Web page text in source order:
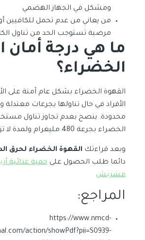
ومشكل في الجهاز الهضمي
من يعاني من عدم تحمل للكافيين
مرضية تستوجب الحد من تناول
ما هي درجة أمان
الخضراء؟
القهوة الخضراء بشكل عام آمنة على
الأفراد في حال تناولها بجرعات معتدلة
محدودة. ينصح بعدم تجاوز تناول
الخضراء بجرعة 480 مليغرام ولمدة لا تزيد عن 12 أسبوع.
وبعد قراءتك القهوة الخضراء لحرق
دائما طلب الحصول على حمية غذائية
مشربش
المراجع:
https://www.nmcd-
action/showPdf?pii=S0939-